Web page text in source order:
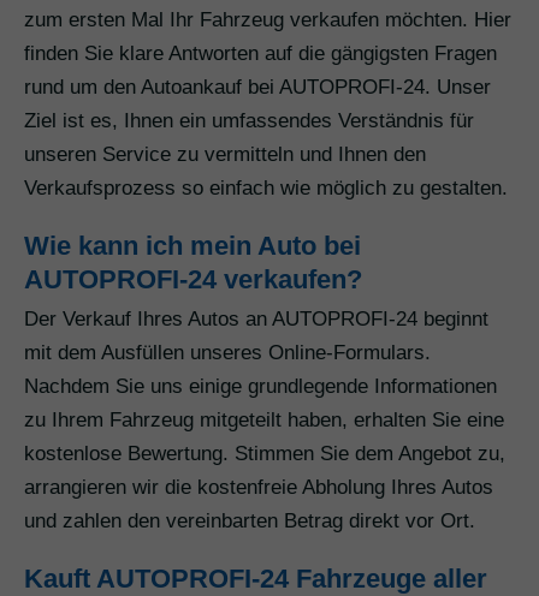
zum ersten Mal Ihr Fahrzeug verkaufen möchten. Hier
finden Sie klare Antworten auf die gängigsten Fragen
rund um den Autoankauf bei AUTOPROFI-24. Unser
Ziel ist es, Ihnen ein umfassendes Verständnis für
unseren Service zu vermitteln und Ihnen den
Verkaufsprozess so einfach wie möglich zu gestalten.
Wie kann ich mein Auto bei
AUTOPROFI-24 verkaufen?
Der Verkauf Ihres Autos an AUTOPROFI-24 beginnt
mit dem Ausfüllen unseres Online-Formulars.
Nachdem Sie uns einige grundlegende Informationen
zu Ihrem Fahrzeug mitgeteilt haben, erhalten Sie eine
kostenlose Bewertung. Stimmen Sie dem Angebot zu,
arrangieren wir die kostenfreie Abholung Ihres Autos
und zahlen den vereinbarten Betrag direkt vor Ort.
Kauft AUTOPROFI-24 Fahrzeuge aller